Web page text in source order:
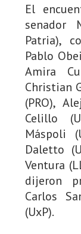
El
senador
Patria),
Pablo
Amira
Christian
(PRO),
Celillo
Máspoli
Daletto
Ventura
dijeron
Carlos
(UxP).